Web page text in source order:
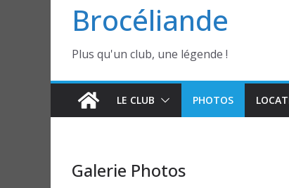
Brocéliande
Plus qu'un club, une légende !
LE CLUB PHOTOS
Galerie Photos